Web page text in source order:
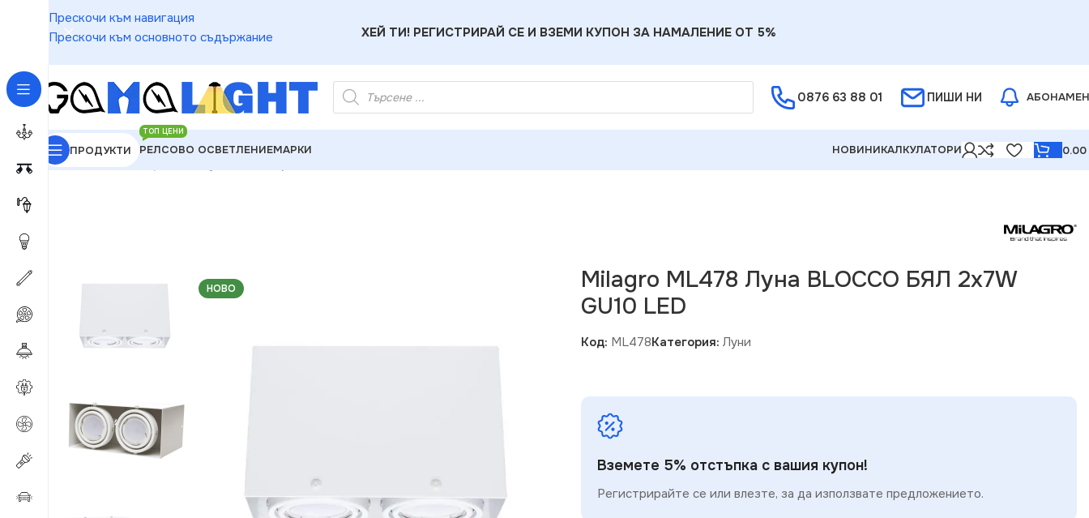
Прескочи към навигация
Прескочи към основното съдържание
ХЕЙ ТИ! РЕГИСТРИРАЙ СЕ И ВЗЕМИ КУПОН ЗА НАМАЛЕНИЕ ОТ 5%
0876 63 88 01 ПИШИ НИ
ПРОДУКТИ РЕЛСОВО ОСВЕТЛЕНИЕ
ТОП ЦЕНИ
МАРКИ НОВИНИКАЛКУЛАТОРИ 0.00
GAMALIGHT»
НОВО
Milagro ML478 Луна BLOCCO БЯЛ 2x7W
GU10 LED
Код: ML478Категория: Луни
Вземете 5% отстъпка с вашия купон!
Регистрирайте се или влезте, за да използвате предложението.